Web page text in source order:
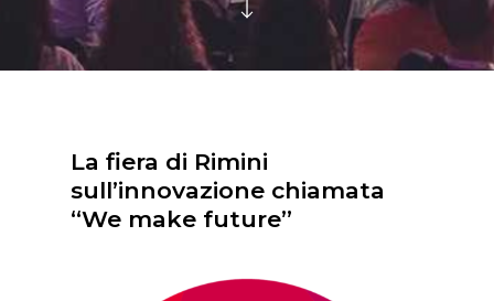
La fiera di Rimini
sull’innovazione chiamata
“We make future”